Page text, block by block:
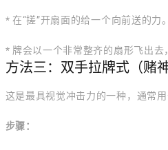
* 在“搓”开扇面的给一个向前送的力。
* 牌会以一个非常整齐的扇形飞出去
方法三：双手拉牌式（赌
这是最具视觉冲击力的一种，通常用
步骤：